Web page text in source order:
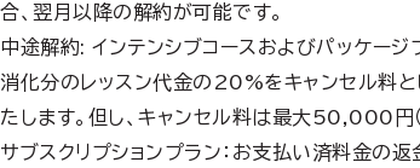
合、翌月以降の解約が可能です。
中途解約: インテンシブコースおよびパッケージ
消化分のレッスン代金の20%をキャンセル料と
たします。但し、キャンセル料は最大50,000円（
サブスクリプションプラン：お支払い済料金の返